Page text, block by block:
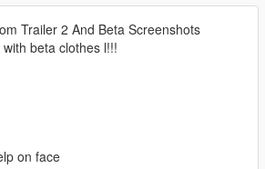
Trailer 2 And Beta Screenshots
beta clothes l!!!
on face